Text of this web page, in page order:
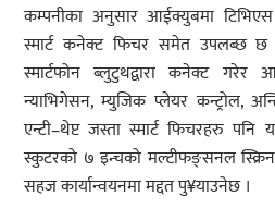
कम्पनीका अनुसार आईक्युबमा
स्मार्ट कनेक्ट फिचर समेत उपलब्छ
स्मार्टफोन ब्लुटुथद्वारा कनेक्ट
न्याभिगेसन, म्युजिक प्लेयर कन्ट्रोल,
एन्टी–थेप्ट जस्ता स्मार्ट फिचरहरु
स्कुटरको ७ इन्चको मल्टीफङ्सनल
सहज कार्यान्वयनमा मद्दत पु¥याउनेछ ।